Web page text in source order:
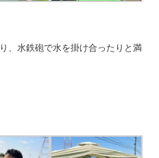
、水鉄砲で水を掛け合ったりと満